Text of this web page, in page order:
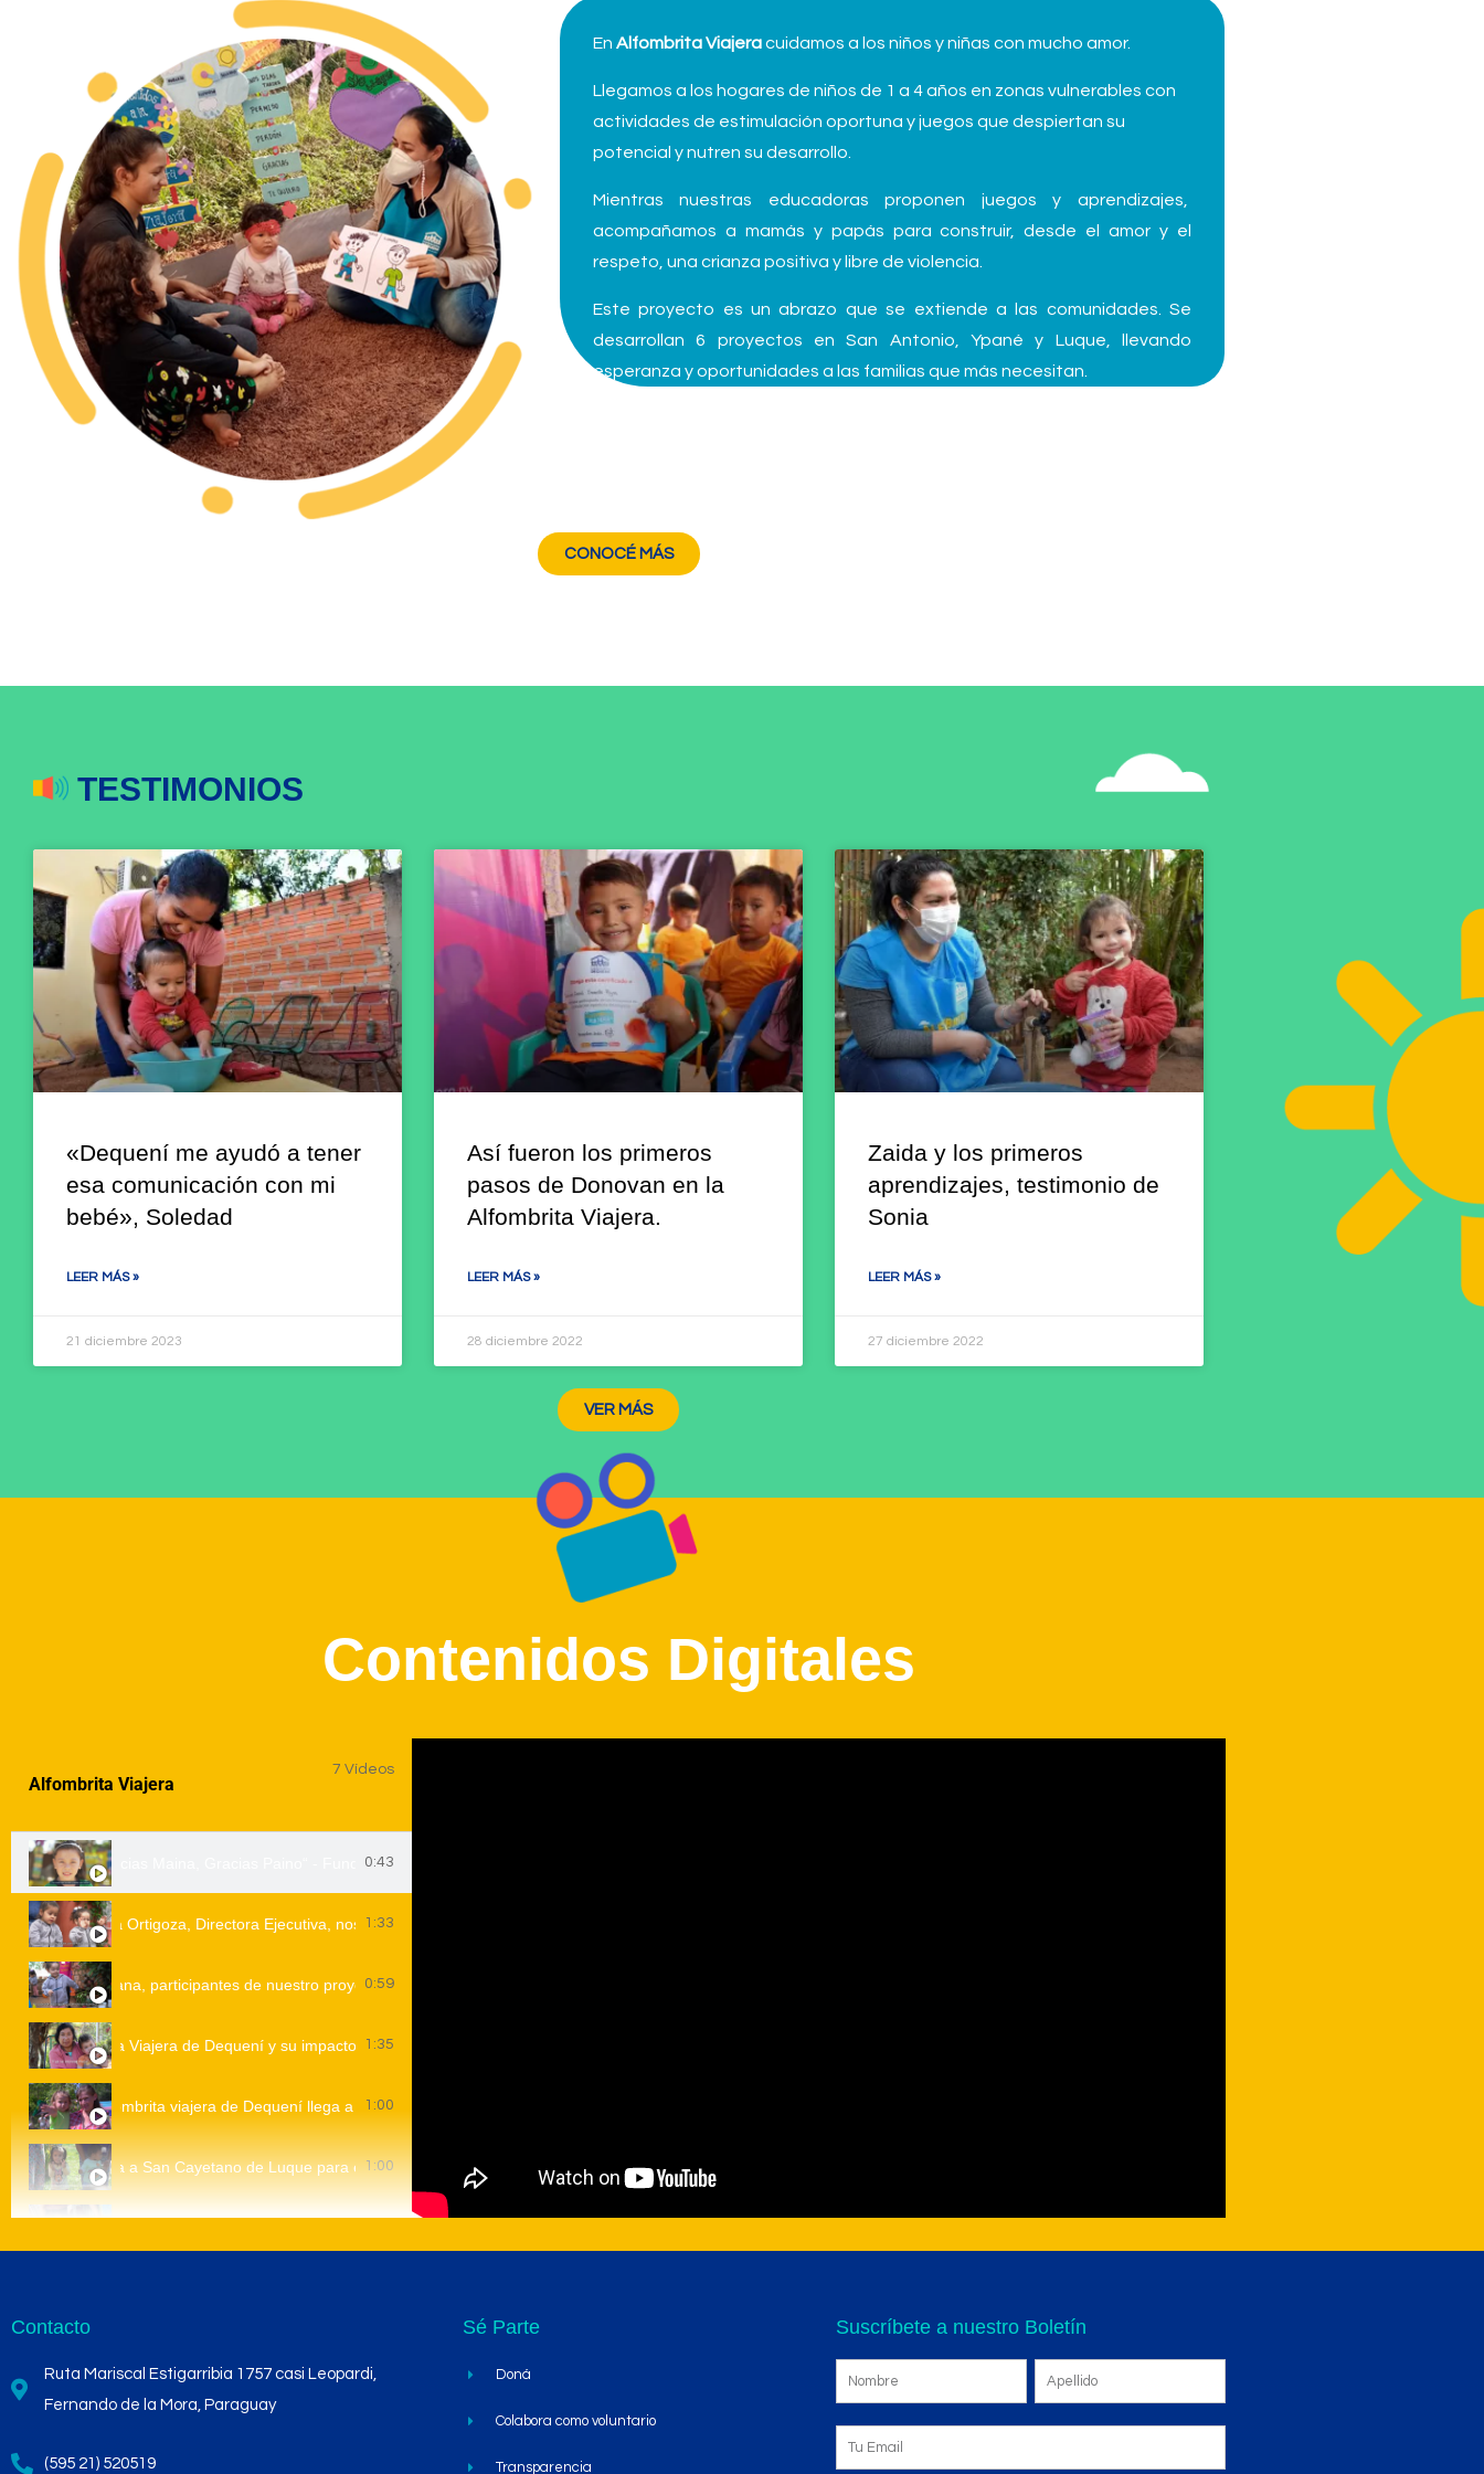
En Alfombrita Viajeracuidamos a los niños y niñas con mucho amor.
Llegamos a los hogares de niños de 1 a 4 años en zonas vulnerables con
actividades de estimulación oportuna y juegos que despiertan su
potencial y nutren su desarrollo.
Mientras nuestras educadoras proponen juegos y aprendizajes,
acompañamos a mamás y papás para construir, desde el amor y el
respeto, una crianza positiva y libre de violencia.
Este proyecto es un abrazo que se extiende a las comunidades. Se
desarrollan 6 proyectos en San Antonio, Ypané y Luque, llevando
esperanza y oportunidades a las familias que más necesitan.
CONOCÉ MÁS
TESTIMONIOS
«Dequení me ayudó a tener
esa comunicación con mi
bebé», Soledad
LEER MÁS »
21 diciembre 2023
Así fueron los primeros
pasos de Donovan en la
Alfombrita Viajera.
LEER MÁS »
28 diciembre 2022
Zaida y los primeros
aprendizajes, testimonio de
Sonia
LEER MÁS »
27 diciembre 2022
VER MÁS
Contenidos Digitales
Alfombrita Viajera
7 Vídeos
Campaña “Gracias Maina, Gracias Paino“ - Fundación Dequení
0:43
| Andreza Ortigoza, Directora Ejecutiva, nos cuenta que hace Dequení
1:33
Conocé a Ainara y Aitana, participantes de nuestro proyecto Alfombrita Viajera
0:59
La Alfombrita Viajera de Dequení y su impacto en los niños
1:35
La alfombrita viajera de Dequení llega a Luque
1:00
Viajera” llega a San Cayetano de Luque para estimular a niños pequeños
1:00
Contacto
Ruta Mariscal Estigarribia 1757 casi Leopardi,
Fernando de la Mora, Paraguay
(595 21) 520519
Sé Parte
Doná
Colabora como voluntario
Transparencia
Suscríbete a nuestro Boletín